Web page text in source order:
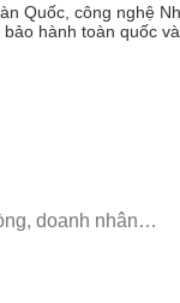
Quốc, công nghệ
hành toàn quốc
doanh nhân…